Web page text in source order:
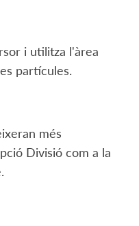
i utilitza l'àrea
partícules.
més
Divisió com a la